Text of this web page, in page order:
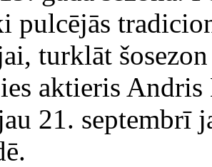
pulcējās
turklāt
aktieris
21. septembrī